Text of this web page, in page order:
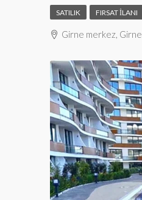
SATILIK FIRSAT İLANI
Girne merkez, Girne